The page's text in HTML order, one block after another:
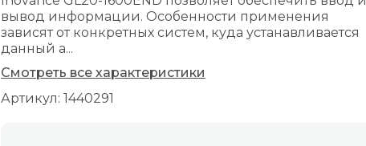
Артикул: 1440291
вывод информации. Особенности применения
зависят от конкретных систем, куда устанавливается
данный а...
Смотреть все характеристики